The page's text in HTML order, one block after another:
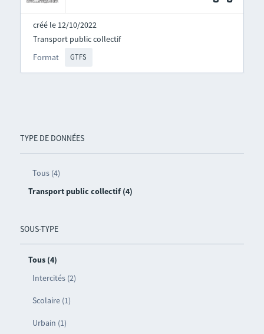
TYPE DE DONNÉES
Tous (4)
Transport public collectif (4)
SOUS-TYPE
Tous (4)
Intercités (2)
Scolaire (1)
Urbain (1)
créé le 12/10/2022
Format GTFS
Transport public collectif